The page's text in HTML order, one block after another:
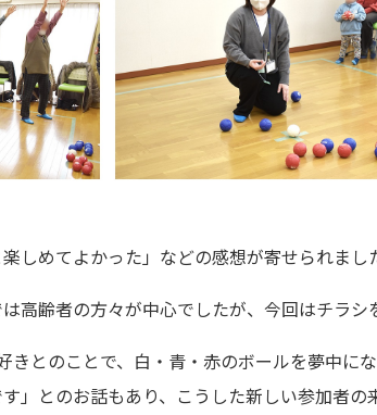
しめてよかった」などの感想が寄せられまし
高齢者の方々が中心でしたが、今回はチラシ
とのことで、白・青・赤のボールを夢中に
」とのお話もあり、こうした新しい参加者